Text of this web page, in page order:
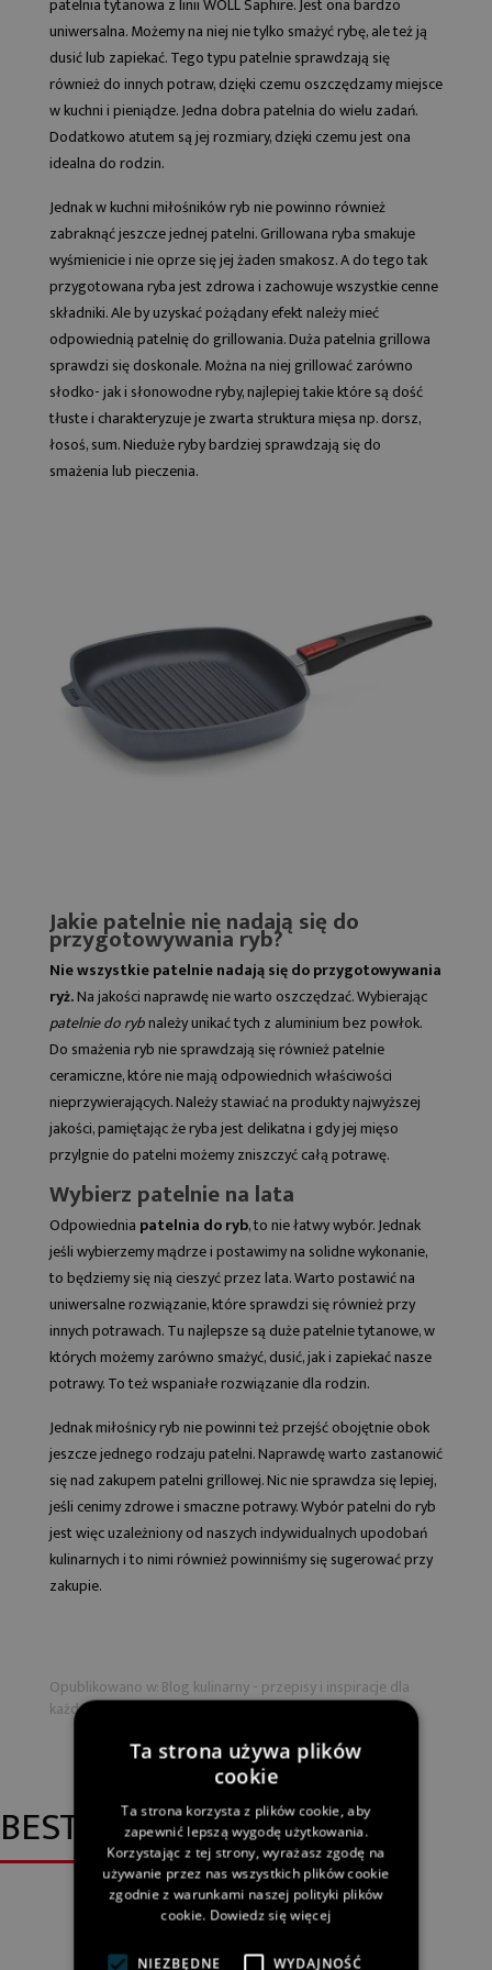
uniwersalna. Możemy na niej nie tylko smażyć rybę, ale też ją
dusić lub zapiekać. Tego typu patelnie sprawdzają się
również do innych potraw, dzięki czemu oszczędzamy miejsce
w kuchni i pieniądze. Jedna dobra patelnia do wielu zadań.
Dodatkowo atutem są jej rozmiary, dzięki czemu jest ona
idealna do rodzin.
Jednak w kuchni miłośników ryb nie powinno również
zabraknąć jeszcze jednej patelni. Grillowana ryba smakuje
wyśmienicie i nie oprze się jej żaden smakosz. A do tego tak
przygotowana ryba jest zdrowa i zachowuje wszystkie cenne
składniki. Ale by uzyskać pożądany efekt należy mieć
odpowiedniąpatelnię do grillowania. Duża patelnia grillowa
sprawdzi się doskonale. Można na niej grillować zarówno
słodko- jak i słonowodne ryby, najlepiej takie które są dość
tłuste i charakteryzuje je zwarta struktura mięsa np. dorsz,
łosoś, sum. Nieduże ryby bardziej sprawdzają się do
smażenia lub pieczenia.
Jakie patelnie nie nadają się do
przygotowywania ryb?
Nie wszystkie patelnie nadają się do przygotowywania
ryż.Na jakości naprawdę nie warto oszczędzać. Wybierając
patelnie do rybnależy unikać tych z aluminium bez powłok.
Do smażenia ryb nie sprawdzają się również patelnie
ceramiczne, które nie mają odpowiednich właściwości
nieprzywierających. Należy stawiać na produkty najwyższej
jakości, pamiętając że ryba jest delikatna i gdy jej mięso
przylgnie do patelni możemy zniszczyć całą potrawę.
Wybierz patelnie na lata
Odpowiednia patelnia do ryb, to nie łatwy wybór. Jednak
jeśli wybierzemy mądrze i postawimy na solidne wykonanie,
to będziemy się nią cieszyć przez lata. Warto postawić na
uniwersalne rozwiązanie, które sprawdzi się również przy
innych potrawach. Tu najlepsze są duże patelnie tytanowe, w
których możemy zarówno smażyć, dusić, jak i zapiekać nasze
potrawy. To też wspaniałe rozwiązanie dla rodzin.
Jednak miłośnicy ryb nie powinni też przejść obojętnie obok
jeszcze jednego rodzaju patelni. Naprawdę warto zastanowić
się nad zakupem patelni grillowej. Nic nie sprawdza się lepiej,
jeśli cenimy zdrowe i smaczne potrawy. Wybór patelni do ryb
jest więc uzależniony od naszych indywidualnych upodobań
kulinarnych i to nimi również powinniśmy się sugerować przy
zakupie.
Opublikowano w:Blog kulinarny - przepisy i inspiracje dla
każdego!,Przepisy
BESTSELLERY
Ta strona używa plików
cookie
Ta strona korzysta z plików cookie, aby
zapewnić lepszą wygodę użytkowania.
Korzystając z tej strony, wyrażasz zgodę na
używanie przez nas wszystkich plików cookie
zgodnie z warunkami naszej polityki plików
cookie. Dowiedz się więcej
NIEZBĘDNE WYDAJNOŚĆ